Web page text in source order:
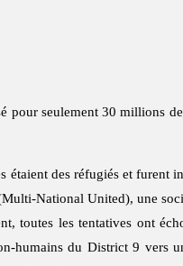
pour seulement 30 millions
des réfugiés et
National United), une
toutes les tentatives ont
du District 9 vers